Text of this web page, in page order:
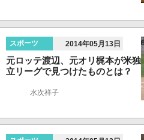
スポーツ 2014年05月13日
元ロッテ渡辺、元オリ梶本が米独
立リーグで見つけたものとは？
水次祥子